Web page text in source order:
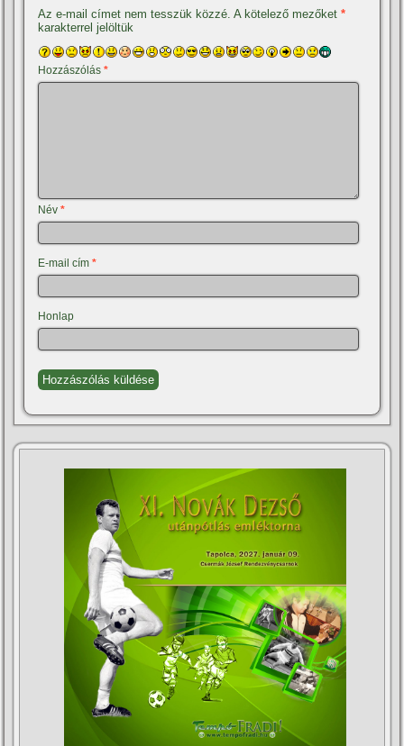
Az e-mail címet nem tesszük közzé. A kötelező mezőket*
karakterrel jelöltük
Hozzászólás*
Név*
E-mail cím*
Honlap